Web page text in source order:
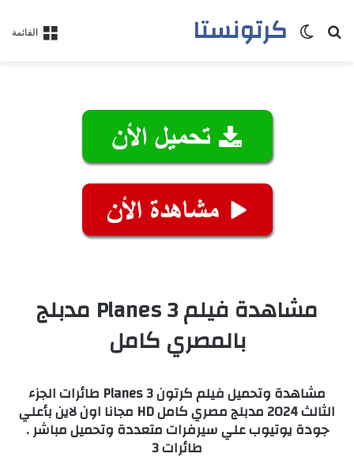
القائمة كرتونستابحث عنالوضع المظلم
مشاهدة فيلم Planes 3 مدبلج
بالمصري كامل
مشاهدة وتحميل فيلم كرتون Planes 3 طائرات الجزء
الثالث 2024 مدبلج مصري كامل HD مجانا اون لاين بأعلي
جودة يوتيوب علي سيرفرات متعددة وتحميل مباشر .
طائرات 3